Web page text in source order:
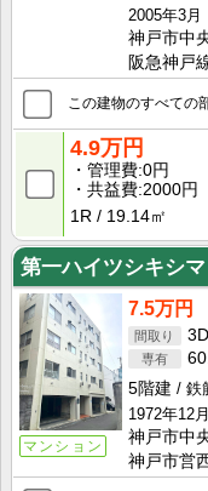
2005年3月
神戸市中
阪急神戸
この建物のすべての
4.9万円
管理費 0円
共益費 2000円
1R
19.14㎡
第一ハイツシキシマ
マンション
7.5万円
5階建
鉄
1972年12月
神戸市中
神戸市営